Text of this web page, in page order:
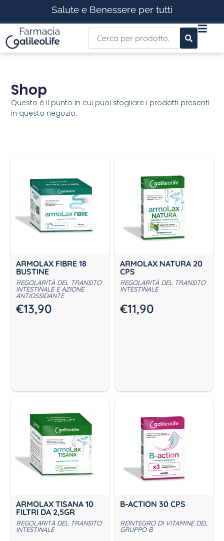
Salute e Benessere per tutti
Shop
Questo è il punto in cui puoi sfogliare i prodotti presenti
in questo negozio.
ARMOLAX FIBRE 18
BUSTINE
REGOLARITÀ DEL TRANSITO
INTESTINALE E AZIONE
ANTIOSSIDANTE
€13,90
ARMOLAX NATURA 20
CPS
REGOLARITÀ DEL TRANSITO
INTESTINALE
€11,90
ARMOLAX TISANA 10
FILTRI DA 2,5GR
REGOLARITÀ DEL TRANSITO
INTESTINALE
B-ACTION 30 CPS
REINTEGRO DI VITAMINE DEL
GRUPPO B